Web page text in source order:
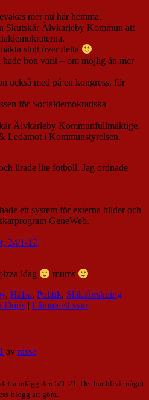
mer nu här hemma.
Skutskär Älvkarleby Kommun att
stolt över detta
hon varit – om möjlig än mer
också med på en kongress, för
för Socialdemokratiska
Älvkarleby Kommunfullmäktige,
Ledamot i Kommunstyrelsen.
lirade lite fotboll. Jag ordnade
ett system för externa bilder och
GeneWeb.
24/1-12.
idag
mums
, Hälsa, Politik, Släktforskning |
Doris | Lämna ett svar
av nisse
inlägg den 5/1-21. Det har blivit något
blogg att göra.